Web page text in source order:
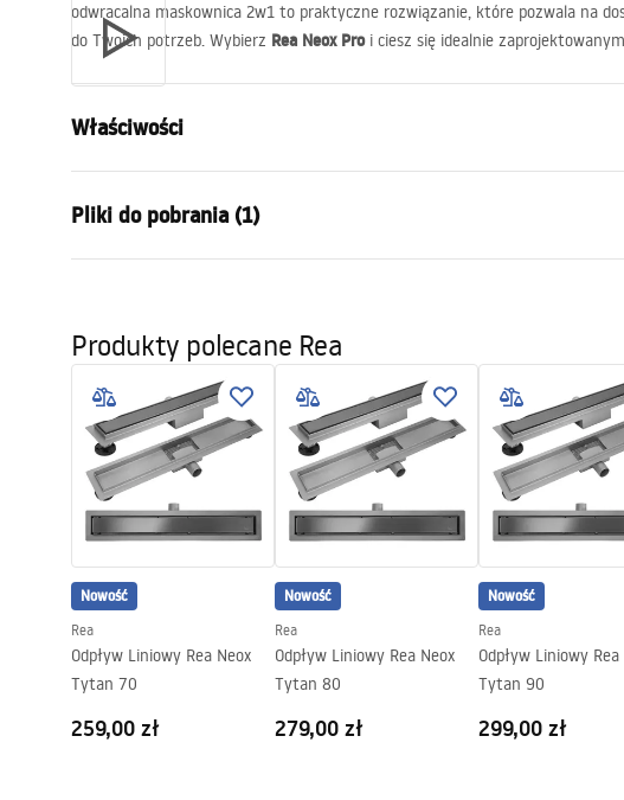
odwracalna maskownica 2w1 to praktyczne rozwiązanie, które pozwala na
do Twoich potrzeb. Wybierz Rea Neox Proi ciesz się idealnie
Właściwości
Typ syfonu
Długość odpływu (cm)
70
Kolor
Przepustowość
0,45 l/s
Powłoka
Nano Flex
Gwarancja
120 miesięcy na
stalowej, 24 miesiące
Pliki do pobrania (1)
Produkty polecane Rea
Nowość
Rea
Odpływ Liniowy Rea Neox
Tytan 70
259,00 zł
Nowość
Rea
Odpływ Liniowy Rea Neox
Tytan 80
279,00 zł
Nowość
Rea
Odpływ Liniowy Rea
Tytan 90
299,00 zł